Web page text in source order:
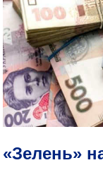
«Зелень»